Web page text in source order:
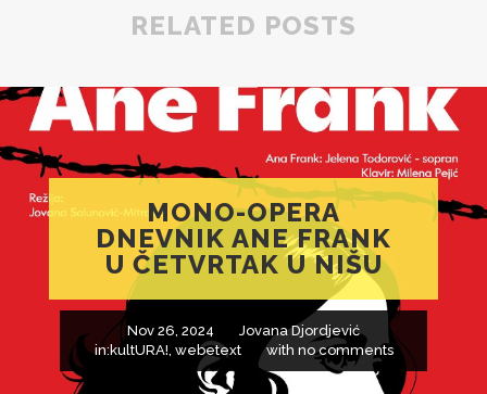
RELATED POSTS
MONO-OPERA
DNEVNIK ANE FRANK
U ČETVRTAK U NIŠU
Nov 26, 2024
Jovana Djordjević
in:kultURA!, webetext with no comments